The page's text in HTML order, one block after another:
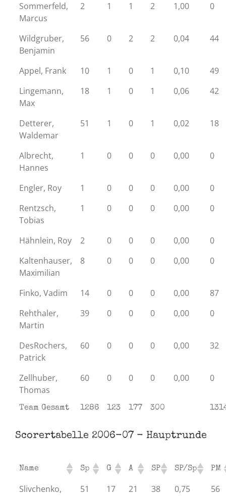
Sommerfeld,
Marcus
2 1 1 2 1,00 0
Wildgruber,
Benjamin
56 0 2 2 0,04 44
Appel, Frank 10 1 0 1 0,10
49
Lingemann,
Max
18 1 0 1 0,06 42
Detterer,
Waldemar
51 1 0 1 0,02 18
Albrecht,
Hannes
1 0 0 0 0,00 0
Engler, Roy 1 0 0 0 0,00
0
Rentzsch,
Tobias
1 0 0 0 0,00 0
Hähnlein, Roy 2 0 0 0 0,00
0
Kaltenhauser,
Maximilian
8 0 0 0 0,00 0
Finko, Vadim 14 0 0 0 0,00
87
Rehthaler,
Martin
39 0 0 0 0,00 0
DesRochers,
Patrick
60 0 0 0 0,00 32
Zellhuber,
Thomas
60 0 0 0 0,00 0
Team Gesamt 1286 123 177 300
Scorertabelle 2006-07 - Hauptrunde
Name Sp G A SP SP/Sp PM
Slivchenko,
51 17 21 38 0,75 56